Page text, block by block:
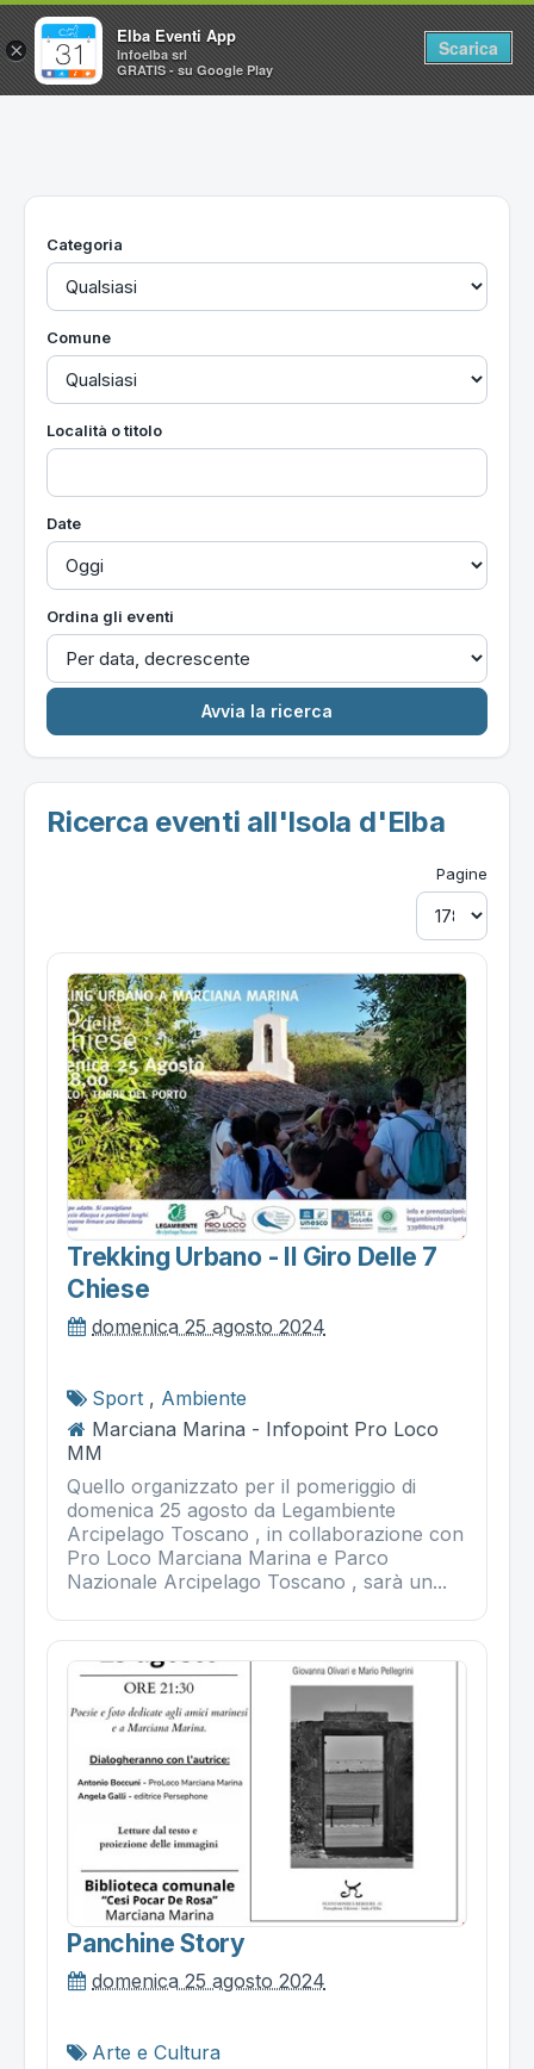
Home
Utilità
Categoria
Comune
Località o titolo
Date
Ordina gli eventi
Ricerca eventi all'Isola d'Elba
Pagine
Trekking Urbano - Il Giro Delle 7
Chiese
domenica 25 agosto 2024
Sport , Ambiente
Marciana Marina - Infopoint Pro Loco
MM
Quello organizzato per il pomeriggio di
domenica 25 agosto da Legambiente
Arcipelago Toscano , in collaborazione con
Pro Loco Marciana Marina e Parco
Nazionale Arcipelago Toscano , sarà un...
Panchine Story
domenica 25 agosto 2024
Arte e Cultura
×
Elba Eventi App
Infoelba srl
GRATIS - su Google Play
Scarica